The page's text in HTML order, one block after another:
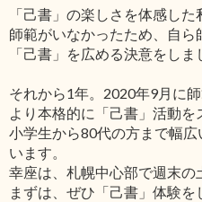
「己書」の楽しさを体感し
師範がいなかったため、自
「己書」を広める決意をしま
それから1年。2020年9月に
より本格的に「己書」活動を
小学生から80代の方まで幅
います。
幸座は、札幌中心部で週末の
まずは、ぜひ「己書」体験を